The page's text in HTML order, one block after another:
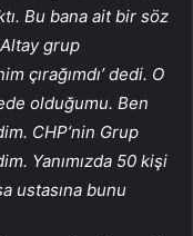
Bu bana ait bir söz
grup
çırağımdı’ dedi. O
olduğumu. Ben
CHP’nin Grup
Yanımızda 50 kişi
ustasına bunu